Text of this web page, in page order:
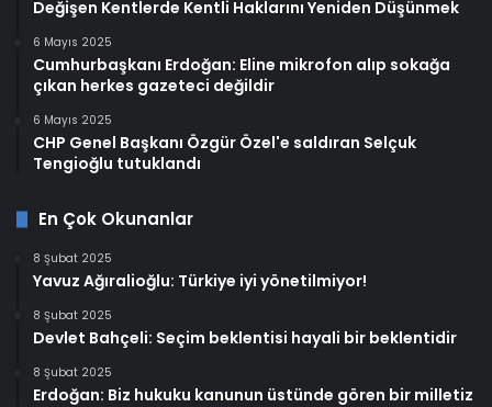
Değişen Kentlerde Kentli Haklarını Yeniden Düşünmek
6 Mayıs 2025
Cumhurbaşkanı Erdoğan: Eline mikrofon alıp sokağa
çıkan herkes gazeteci değildir
6 Mayıs 2025
CHP Genel Başkanı Özgür Özel'e saldıran Selçuk
Tengioğlu tutuklandı
En Çok Okunanlar
8 Şubat 2025
Yavuz Ağıralioğlu: Türkiye iyi yönetilmiyor!
8 Şubat 2025
Devlet Bahçeli: Seçim beklentisi hayali bir beklentidir
8 Şubat 2025
Erdoğan: Biz hukuku kanunun üstünde gören bir milletiz